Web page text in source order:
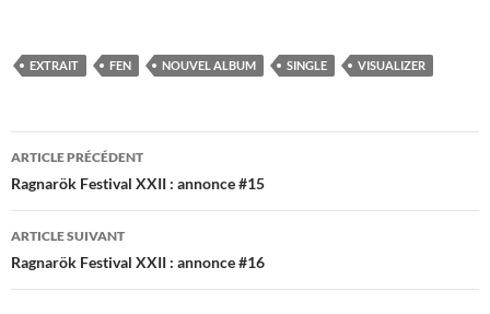
EXTRAIT FEN NOUVEL ALBUM SINGLE VISUALIZER
Navigation
des
articles
ARTICLE PRÉCÉDENT
Ragnarök Festival XXII : annonce #15
ARTICLE SUIVANT
Ragnarök Festival XXII : annonce #16